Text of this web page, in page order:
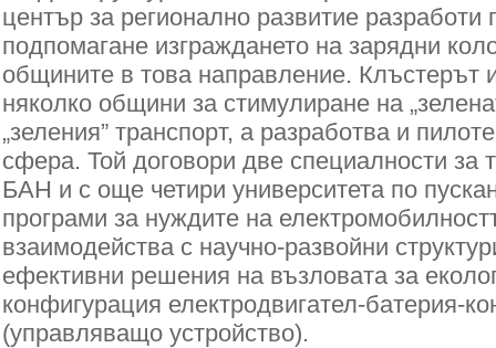
център за регионално развитие разработи
подпомагане изграждането на зарядни
общините в това направление. Клъстерът
няколко общини за стимулиране на
„зеления” транспорт, а разработва и
сфера. Той договори две специалности за
БАН и с още четири университета по
програми за нуждите на
взаимодейства с научно-развойни
ефективни решения на възловата за
конфигурация електродвигател-батерия-
(управляващо устройство).